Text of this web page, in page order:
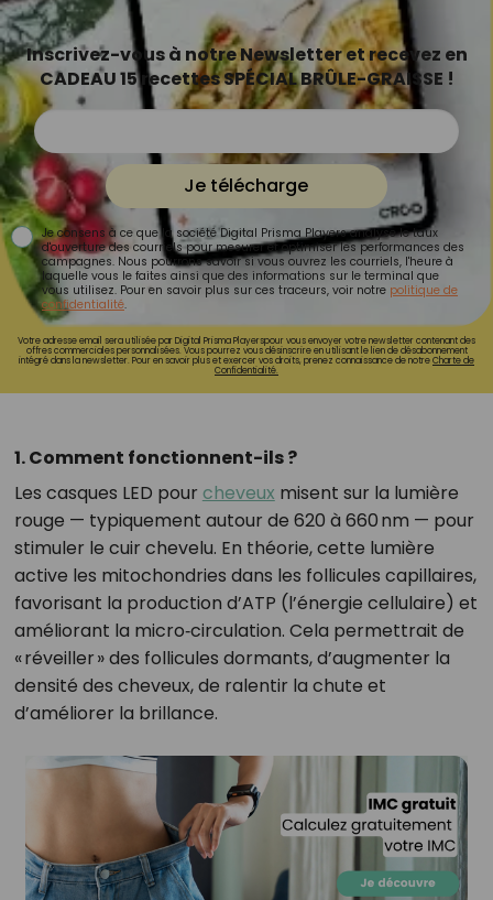
Inscrivez-vous à notre Newsletter et recevez en
CADEAU 15 recettes SPÉCIAL BRÛLE-GRAISSE !
Je télécharge
Je consens à ce que la société Digital Prisma Players analyse le taux
d'ouverture des courriels pour mesurer et optimiser les performances des
campagnes. Nous pourrons savoir si vous ouvrez les courriels, l'heure à
laquelle vous le faites ainsi que des informations sur le terminal que
vous utilisez. Pour en savoir plus sur ces traceurs, voir notre politique de
confidentialité.
Votre adresse email sera utilisée par Digital Prisma Playerspour vous envoyer votre newsletter contenant des
offres commerciales personnalisées. Vous pourrez vous désinscrire en utilisant le lien de désabonnement
intégré dans la newsletter. Pour en savoir plus et exercer vos droits, prenez connaissance de notreCharte de
Confidentialité.
1. Comment fonctionnent-ils ?
Les casques LED pour cheveux misent sur la lumière
rouge — typiquement autour de 620 à 660 nm — pour
stimuler le cuir chevelu. En théorie, cette lumière
active les mitochondries dans les follicules capillaires,
favorisant la production d’ATP (l’énergie cellulaire) et
améliorant la micro‑circulation. Cela permettrait de
« réveiller » des follicules dormants, d’augmenter la
densité des cheveux, de ralentir la chute et
d’améliorer la brillance.